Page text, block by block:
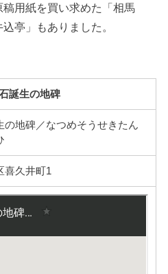
用紙を買い求めた「相馬
亭」もありました。
誕生の地碑
の地碑／なつめそうせきたん
喜久井町1